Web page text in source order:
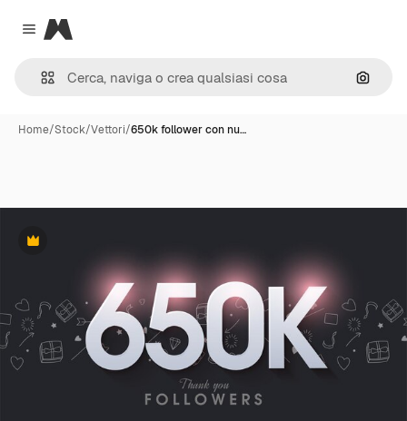
Close menu
Magnific
Cerca
Home/Stock/Vettori/650k follower con nu…
Premium